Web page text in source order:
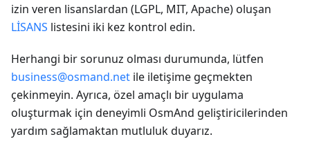
izin veren lisanslardan (LGPL, MIT, Apache) oluşan
LİSANS listesini iki kez kontrol edin.
Herhangi bir sorunuz olması durumunda, lütfen
business@osmand.net ile iletişime geçmekten
çekinmeyin. Ayrıca, özel amaçlı bir uygulama
oluşturmak için deneyimli OsmAnd geliştiricilerinden
yardım sağlamaktan mutluluk duyarız.